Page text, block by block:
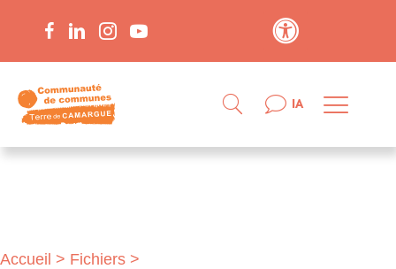
IA
Accueil > Fichiers >